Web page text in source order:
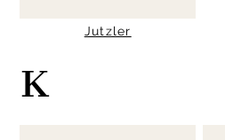
Jutzler
K